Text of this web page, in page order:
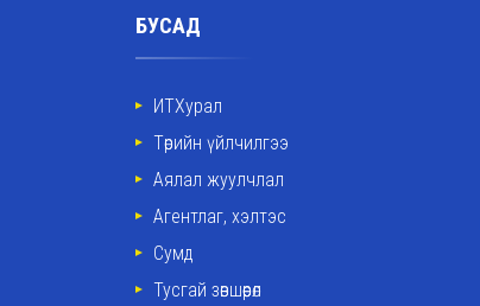
БУСАД
ИТХурал
Төрийн үйлчилгээ
Аялал жуулчлал
Агентлаг, хэлтэс
Сумд
Тусгай зөвшөөрөл